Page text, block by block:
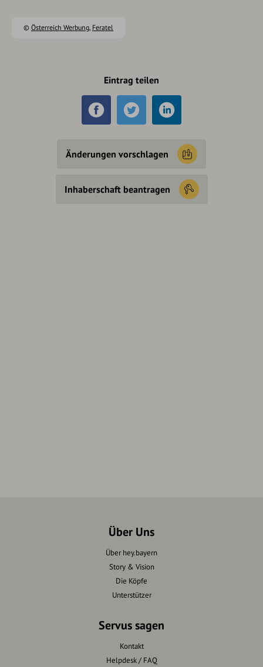
© Österreich Werbung, Feratel
Eintrag teilen
Änderungen vorschlagen
Inhaberschaft beantragen
Über Uns
Über hey.bayern
Story & Vision
Die Köpfe
Unterstützer
Servus sagen
Kontakt
Helpdesk / FAQ